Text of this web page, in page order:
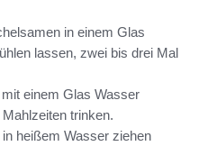
in einem Glas
lassen, zwei bis drei Mal
einem Glas Wasser
trinken.
heißem Wasser ziehen